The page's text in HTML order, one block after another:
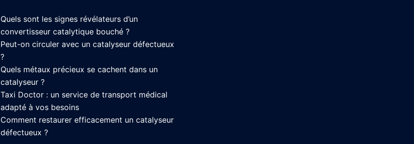
Quels sont les signes révélateurs d’un
convertisseur catalytique bouché ?
Peut-on circuler avec un catalyseur défectueux
?
Quels métaux précieux se cachent dans un
catalyseur ?
Taxi Doctor : un service de transport médical
adapté à vos besoins
Comment restaurer efficacement un catalyseur
défectueux ?